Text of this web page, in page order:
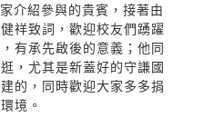
介紹參與的貴賓，接著由
祥致詞，歡迎校友們踴躍
有承先啟後的意義；他同
，尤其是新蓋好的守謙國
的，同時歡迎大家多多捐
境。